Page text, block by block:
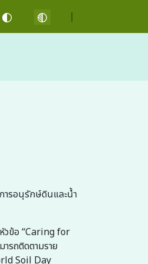
|
รอนุรักษ์ดินและน้ำ
ข้อ “Caring for
รถติดตามราย
Soil Day